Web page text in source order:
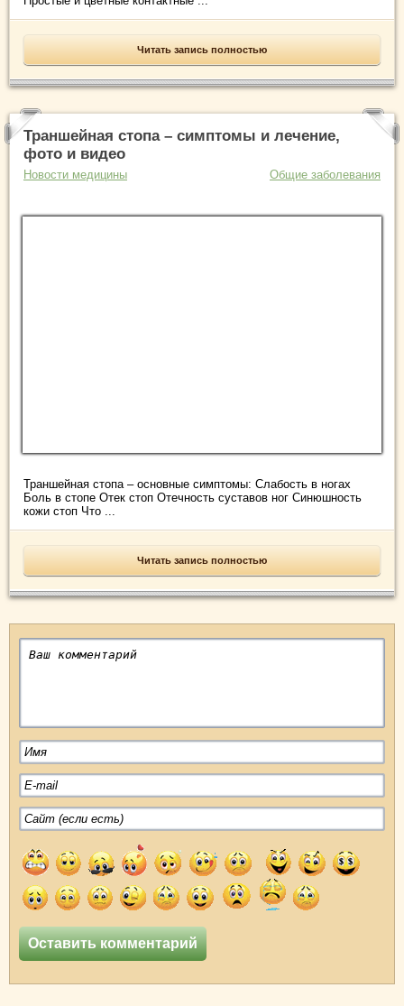
Читать запись полностью
Траншейная стопа – симптомы и лечение,
фото и видео
Новости медицины Общие заболевания
Траншейная стопа – основные симптомы: Слабость в ногах
Боль в стопе Отек стоп Отечность суставов ног Синюшность
кожи стоп Что ...
Читать запись полностью